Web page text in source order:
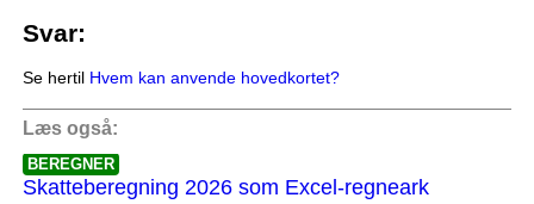
Svar:
Se hertil Hvem kan anvende hovedkortet?
Læs også:
BEREGNER
Skatteberegning 2026 som Excel-regneark